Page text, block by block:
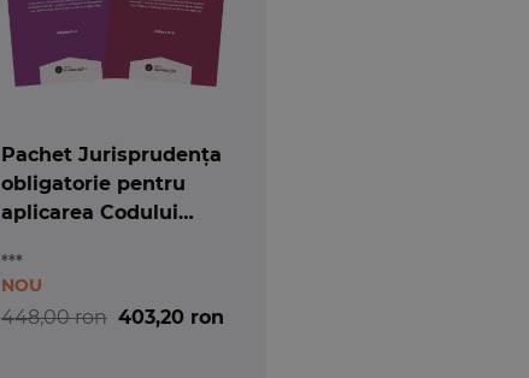
Pachet Jurisprudența
obligatorie pentru
aplicarea Codului
***
448,00 ron 403,20 ron
NOU